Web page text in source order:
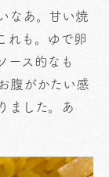
なあ。甘い焼
れも。ゆで卵
ース的なも
腹がかたい感
ました。あ